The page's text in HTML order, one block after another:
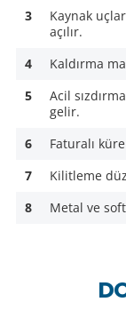
3
Kaynak
açılır.
4
Kaldırma
5
Acil
gelir.
6
Faturalı
7
Kilitleme
8
Metal ve